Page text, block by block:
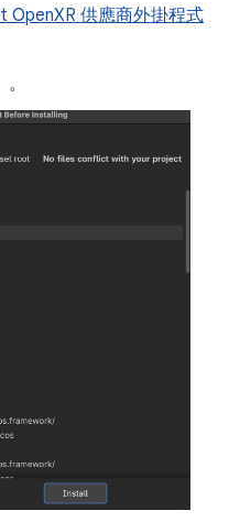
OpenXR 供應商外掛程式
。